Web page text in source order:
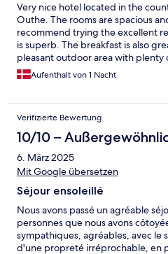
Very nice hotel located in the
Outhe. The rooms are spacious
recommend trying the excellent
is superb. The breakfast is also
pleasant outdoor area with plenty
playground for the kids. Overall, a
getaway.
Aufenthalt von 1 Nacht
Verifizierte Bewertung
10/10 –
6. März 2025
Mit Google übersetzen
Séjour ensoleillé
Nous avons passé un agréable
personnes que nous avons
sympathiques, agréables, avec le
d'une propreté irréprochable, en